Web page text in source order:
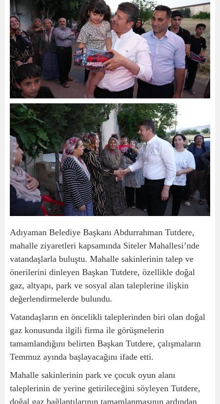
Adıyaman Belediye Başkanı Abdurrahman Tutdere,
mahalle ziyaretleri kapsamında Siteler Mahallesi’nde
vatandaşlarla buluştu. Mahalle sakinlerinin talep ve
önerilerini dinleyen Başkan Tutdere, özellikle doğal
gaz, altyapı, park ve sosyal alan taleplerine ilişkin
değerlendirmelerde bulundu.
Vatandaşların en öncelikli taleplerinden biri olan doğal
gaz konusunda ilgili firma ile görüşmelerin
tamamlandığını belirten Başkan Tutdere, çalışmaların
Temmuz ayında başlayacağını ifade etti.
Mahalle sakinlerinin park ve çocuk oyun alanı
taleplerinin de yerine getirileceğini söyleyen Tutdere,
doğal gaz bağlantılarının tamamlanmasının ardından